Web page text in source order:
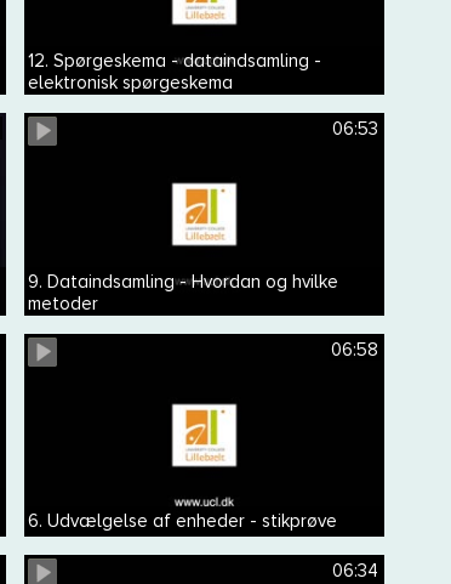
12. Spørgeskema - dataindsamling -
elektronisk spørgeskema
06:53
9. Dataindsamling - Hvordan og hvilke
metoder
06:58
6. Udvælgelse af enheder - stikprøve
06:34